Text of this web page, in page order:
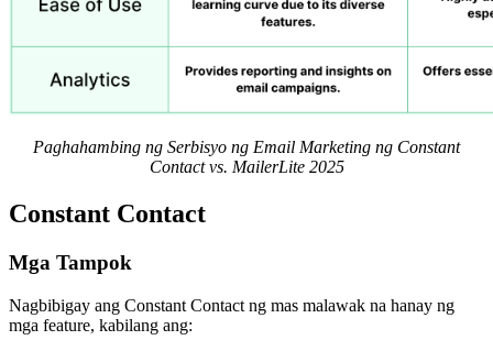
Paghahambing ng Serbisyo ng Email Marketing ng Constant
Contact vs. MailerLite 2025
Constant Contact
Mga Tampok
Nagbibigay ang Constant Contact ng mas malawak na hanay ng
mga feature, kabilang ang: